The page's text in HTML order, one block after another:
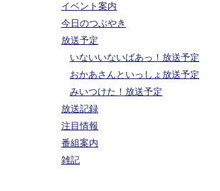
イベント案内
今日のつぶやき
放送予定
いないいないばあっ！放送予定
おかあさんといっしょ放送予定
みいつけた！放送予定
放送記録
注目情報
番組案内
雑記